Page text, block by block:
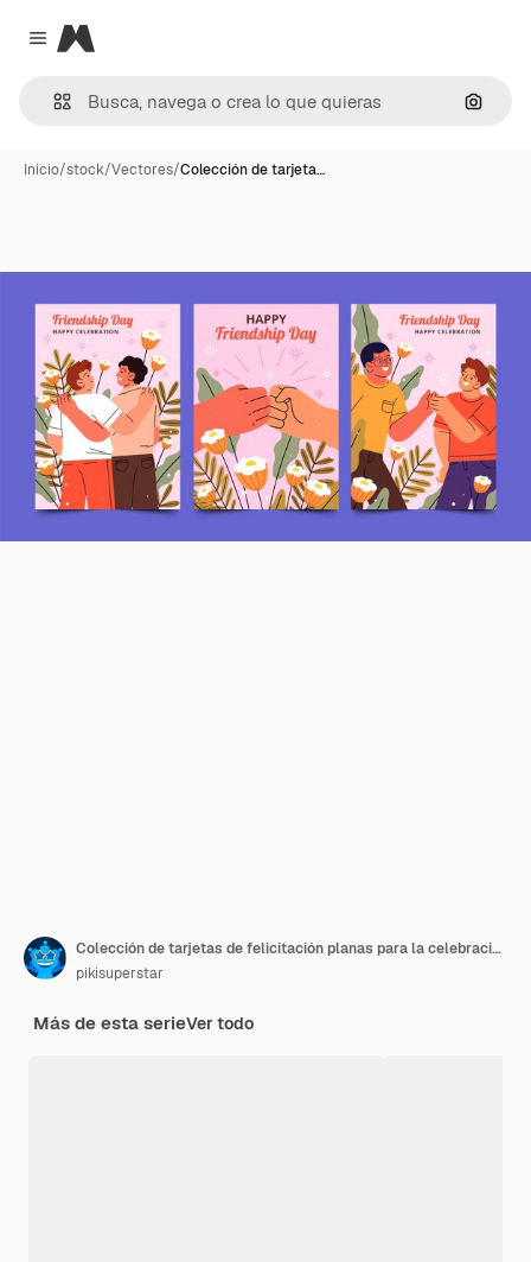
Close menu
Magnific
Inicio/stock/Vectores/Colección de tarjeta…
Colección de tarjetas de felicitación planas para la celebración del día internacional de la amistad
pikisuperstar
Más de esta serieVer todo